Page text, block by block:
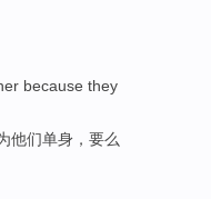
because they
他们单身 ，要么